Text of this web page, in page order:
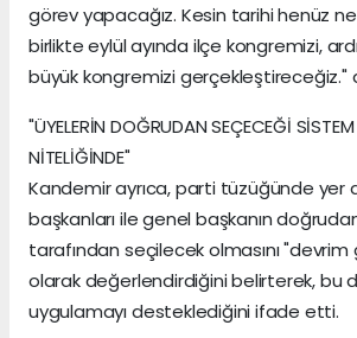
görev yapacağız. Kesin tarihi henüz
birlikte eylül ayında ilçe kongremizi,
büyük kongremizi gerçekleştireceğiz."
"ÜYELERİN DOĞRUDAN SEÇECEĞİ
NİTELİĞİNDE"
Kandemir ayrıca, parti tüzüğünde yer
başkanları ile genel başkanın
tarafından seçilecek olmasını "devrim
olarak değerlendirdiğini belirterek, bu
uygulamayı desteklediğini ifade etti.